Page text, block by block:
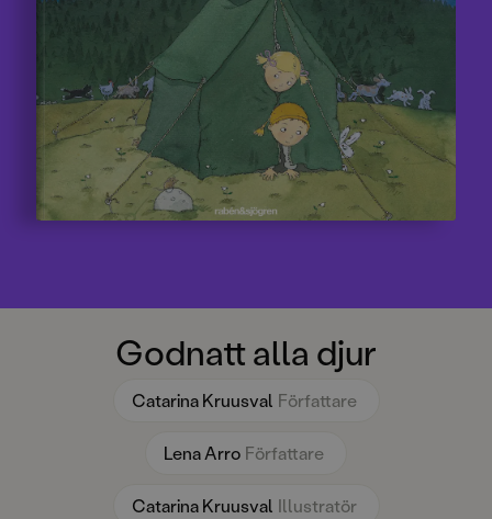
Godnatt alla djur
Catarina Kruusval Författare
Lena Arro Författare
Catarina Kruusval Illustratör